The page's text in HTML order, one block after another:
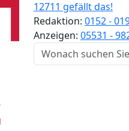
12711 gefällt das!
Redaktion: 0152 -
Anzeigen: 05531 -